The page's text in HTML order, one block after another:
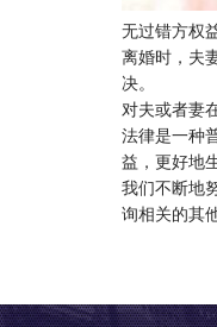
无过错方权
离婚时，夫
决。
对夫或者妻
法律是一种
益，更好地
我们不断地
询相关的其